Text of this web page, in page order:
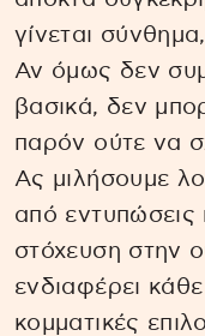
γίνεται
Αν όμως δεν
βασικά, δεν
παρόν ούτε να
Ας μιλήσουμε
από εντυπώσεις
στόχευση στην
ενδιαφέρει
κομματικές